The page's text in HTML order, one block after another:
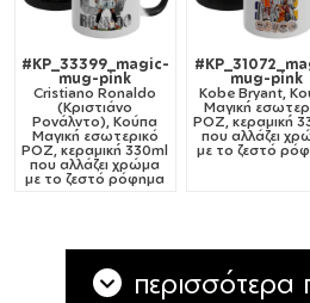
#KP_33399_magic-
mug-pink
Cristiano Ronaldo
(Κριστιάνο
Ρονάλντο), Κούπα
Μαγική εσωτερικό
ΡΟΖ, κεραμική 330ml
που αλλάζει χρώμα
με το ζεστό ρόφημα
mug-pink
Kobe Bryant,
Μαγική
ΡΟΖ, κεραμική
που αλλάζει
με το ζεστό
περισσότερα